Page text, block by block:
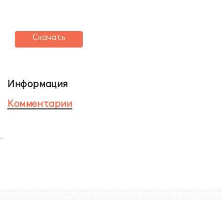
Скачать
Информация
Комментарии
-